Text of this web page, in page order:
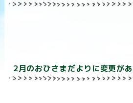
2月のおひさまだよりに変更があ